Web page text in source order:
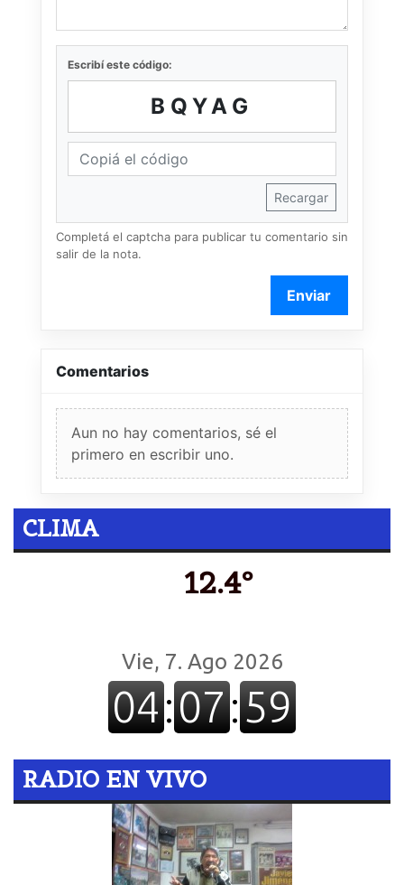
Escribí este código:
BQYAG
Recargar
Completá el captcha para publicar tu comentario sin
salir de la nota.
Enviar
Comentarios
Aun no hay comentarios, sé el
primero en escribir uno.
CLIMA
12.4º
RADIO EN VIVO